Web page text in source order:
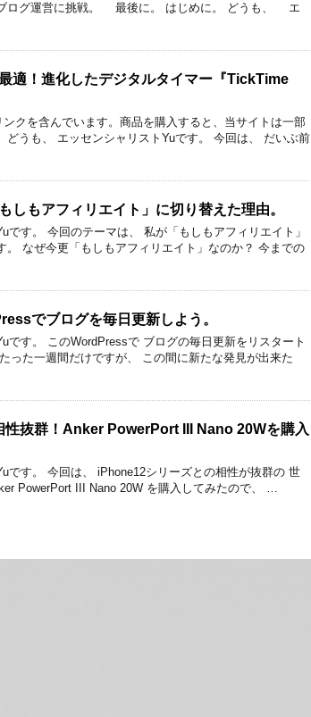
グ運営に挑戦。 最後に。 はじめに。 どうも、 エ
適！進化したデジタルタイマー『TickTime
クを含んでいます。商品を購入すると、当サイトは一部
どうも、 エッセンシャリストYuです。 今回は、 だいぶ前
しもアフィリエイト」に切り替えた理由。
です。 今回のテーマは、 私が「もしもアフィリエイト」
。 なぜ今更「もしもアフィリエイト」なのか？ 今までの
でブログを毎日更新しよう。
です。 このWordPressで ブログの毎日更新をリスタート
った一週間だけですが、 この間に新たな発見が出来た
抜群！Anker PowerPort III Nano 20Wを購入
です。 今回は、 iPhone12シリーズとの相性が抜群の 世
PowerPort III Nano 20W を購入してみたので、 …